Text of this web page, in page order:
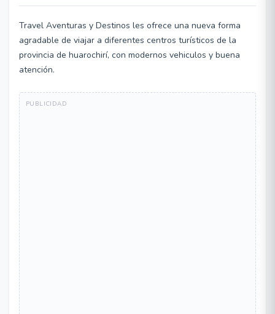
Travel Aventuras y Destinos les ofrece una nueva forma
agradable de viajar a diferentes centros turísticos de la
provincia de huarochirí, con modernos vehiculos y buena
atención.